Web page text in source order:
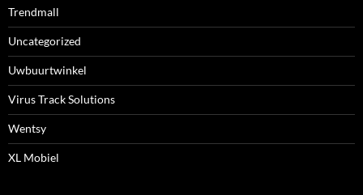
Trendmall
Uncategorized
Uwbuurtwinkel
Virus Track Solutions
Wentsy
XL Mobiel